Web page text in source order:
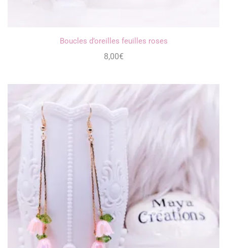
Boucles d’oreilles feuilles roses
8,00€